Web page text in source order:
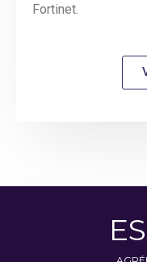
Fortinet.